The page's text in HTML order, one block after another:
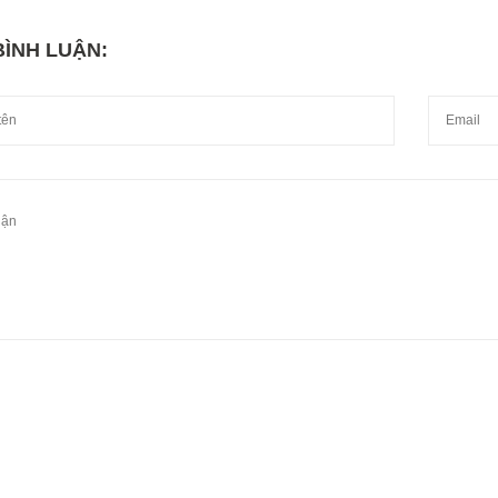
LUẬN: